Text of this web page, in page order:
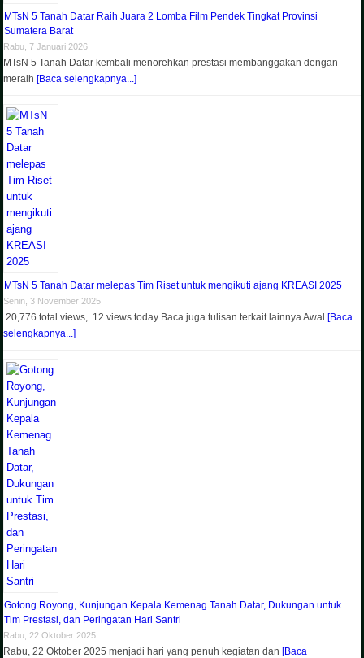
MTsN 5 Tanah Datar Raih Juara 2 Lomba Film Pendek Tingkat Provinsi
Sumatera Barat
Rabu, 7 Januari 2026
MTsN 5 Tanah Datar kembali menorehkan prestasi membanggakan dengan
meraih[Baca selengkapnya...]
MTsN 5 Tanah Datar melepas Tim Riset untuk mengikuti ajang KREASI 2025
Senin, 3 November 2025
20,776 total views, 12 views today Baca juga tulisan terkait lainnya Awal[Baca
selengkapnya...]
Gotong Royong, Kunjungan Kepala Kemenag Tanah Datar, Dukungan untuk
Tim Prestasi, dan Peringatan Hari Santri
Rabu, 22 Oktober 2025
Rabu, 22 Oktober 2025 menjadi hari yang penuh kegiatan dan[Baca